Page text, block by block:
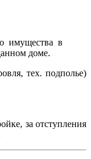
имущества в
доме.
тех. подполье)
за отступления